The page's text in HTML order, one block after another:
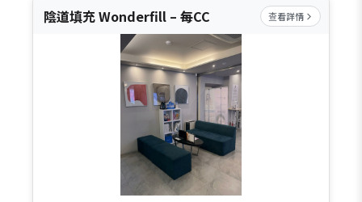
陰道填充 Wonderfill – 每CC 查看詳情